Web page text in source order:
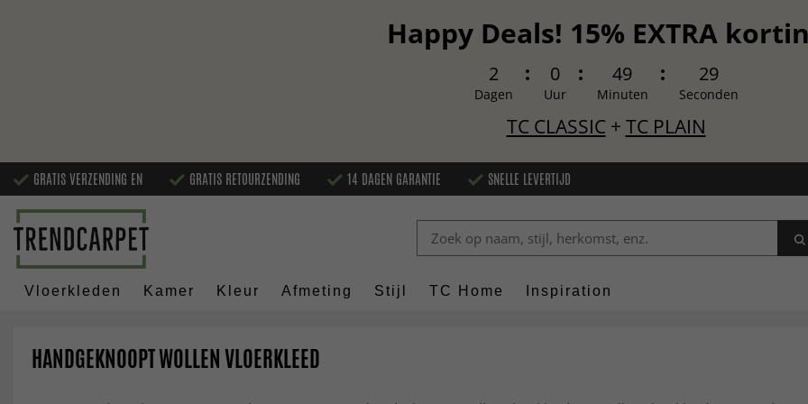
Happy Deals! 15% EXTRA
2
Dagen
0
Uur
49
Minuten
27
Seconden
TC CLASSIC+ TC PLAIN
GRATIS VERZENDING EN GRATIS RETOURZENDING 14 DAGEN GARANTIE SNELLE LEVERTIJD
Vloerkleden Kamer Kleur Afmeting Stijl TC Home Inspiration
HANDGEKNOOPT WOLLEN VLOERKLEED